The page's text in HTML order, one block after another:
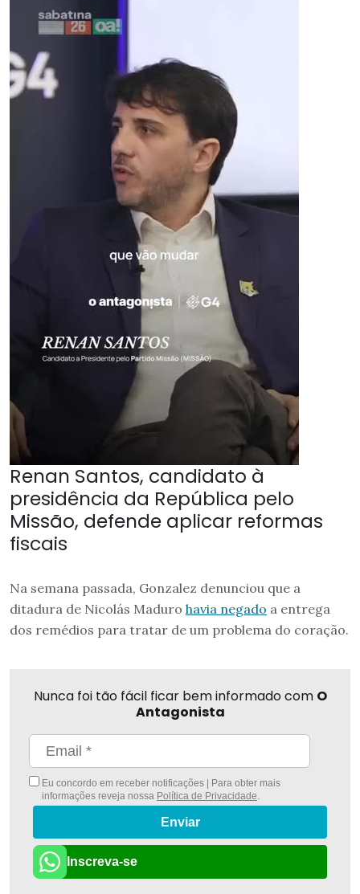
Renan Santos, candidato à
presidência da República pelo
Missão, defende aplicar reformas
fiscais
Na semana passada, Gonzalez denunciou que a
ditadura de Nicolás Maduro havia negado a entrega
dos remédios para tratar de um problema do coração.
Nunca foi tão fácil ficar bem informado com O
Antagonista
Eu concordo em receber notificações | Para obter mais
informações reveja nossa Política de Privacidade.
Enviar
Inscreva-se